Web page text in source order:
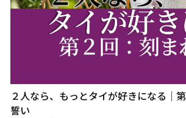
２人なら、もっとタイが好きになる｜
誓い